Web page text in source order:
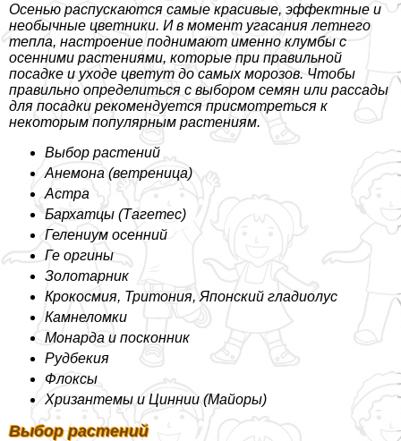
Осенью распускаются самые красивые, эффектные и
необычные цветники. И в момент угасания летнего
тепла, настроение поднимают именно клумбы с
осенними растениями, которые при правильной
посадке и уходе цветут до самых морозов. Чтобы
правильно определиться с выбором семян или рассады
для посадки рекомендуется присмотреться к
некоторым популярным растениям.
Выбор растений
Анемона (ветреница)
Астра
Бархатцы (Тагетес)
Гелениум осенний
Ге opгины
Золотарник
Крокосмия, Тритония, Японский гладиолус
Камнеломки
Монарда и посконник
Рудбекия
Флоксы
Хризантемы и Циннии (Майоры)
Выбор растений